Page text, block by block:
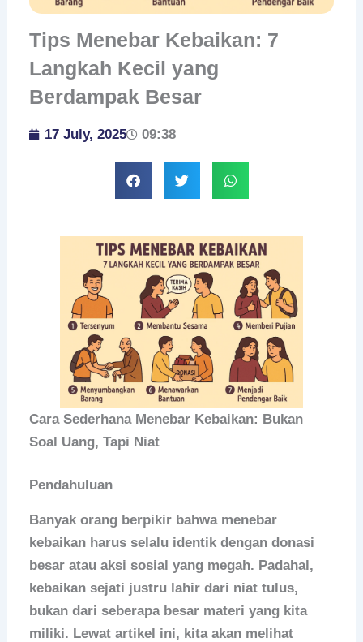
Tips Menebar Kebaikan: 7
Langkah Kecil yang
Berdampak Besar
17 July, 2025 09:38
Cara Sederhana Menebar Kebaikan: Bukan
Soal Uang, Tapi Niat
Pendahuluan
Banyak orang berpikir bahwa menebar
kebaikan harus selalu identik dengan donasi
besar atau aksi sosial yang megah. Padahal,
kebaikan sejati justru lahir dari niat tulus,
bukan dari seberapa besar materi yang kita
miliki. Lewat artikel ini, kita akan melihat